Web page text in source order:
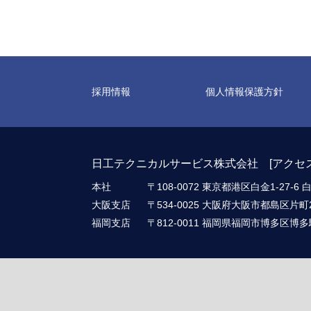
採用情報 個人情報保護方針
日工テクニカルサービス株式会社 [アクセ
本社
〒108-0072 東京都港区白金1-27-6
大阪支店
〒534-0025 大阪府大阪市都島区片
福岡支店
〒812-0011 福岡県福岡市博多区博